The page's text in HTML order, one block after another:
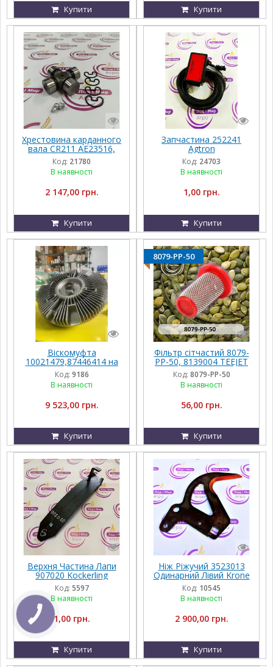
Купити Купити
Хрестовина карданного
вала CR211 AE23516,
AH202474, 2-2276 Della
Concordia
Код: 21780
В наявності
2 147,00 грн.
Купити
Запчастина 252241
Agtron
Код: 24703
В наявності
1,00 грн.
Купити
Віскомуфта
10021479,87446414 на
John Deere
Код: 9186
В наявності
9 523,00 грн.
Купити
8079-PP-50
Фільтр сітчастий 8079-
PP-50, 8139004 TEEJET
Код: 8079-PP-50
В наявності
56,00 грн.
Купити
Верхня Частина Лапи
907020 Kockerling
Код: 5597
В наявності
1,00 грн.
Купити
Ніж Ріжучий 3523013
Одинарний Лівий Krone
Код: 10545
В наявності
2 900,00 грн.
Купити